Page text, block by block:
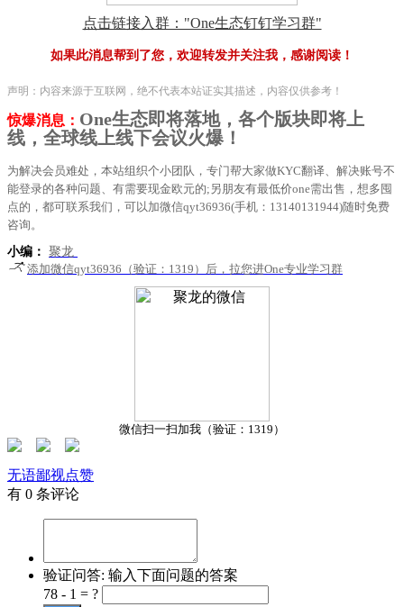
点击链接入群："One生态钉钉学习群"
如果此消息帮到了您，欢迎转发并关注我，感谢阅读！
声明：内容来源于互联网，绝不代表本站证实其描述，内容仅供参考！
惊爆消息： One生态即将落地，各个版块即将上
线，全球线上线下会议火爆！
为解决会员难处，本站组织个小团队，专门帮大家做KYC翻译、解决账号不
能登录的各种问题、有需要现金欧元的;另朋友有最低价one需出售，想多囤
点的，都可联系我们，可以加微信qyt36936(手机：13140131944)随时免费
咨询。
小编： 聚龙
添加微信qyt36936（验证：1319）后，拉您进One专业学习群
微信扫一扫加我（验证：1319）
无语鄙视点赞
有 0 条评论
验证问答: 输入下面问题的答案
78 - 1 = ?